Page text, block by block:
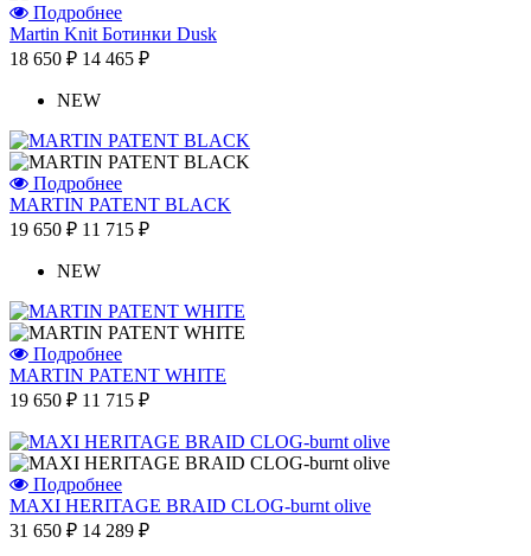
Подробнее
Martin Knit Ботинки Dusk
18 650 ₽ 14 465 ₽
NEW
Подробнее
MARTIN PATENT BLACK
19 650 ₽ 11 715 ₽
NEW
Подробнее
MARTIN PATENT WHITE
19 650 ₽ 11 715 ₽
Подробнее
MAXI HERITAGE BRAID CLOG-burnt olive
31 650 ₽ 14 289 ₽